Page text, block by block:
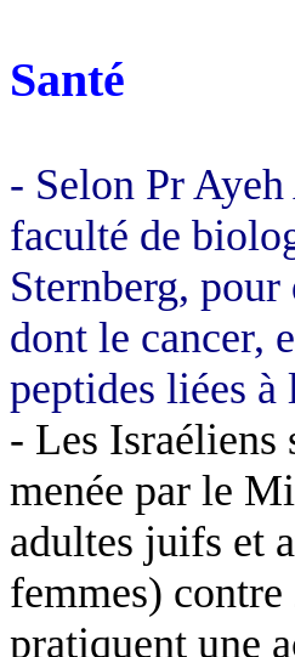
Santé
- Selon Pr
faculté de
Sternberg,
dont le cancer,
peptides liées
- Les Israéliens
menée par le
adultes juifs et
femmes)
pratiquent une